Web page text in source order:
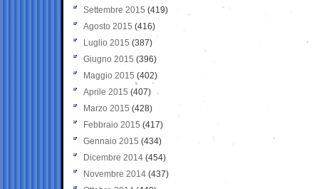
Settembre 2015 (419)
Agosto 2015 (416)
Luglio 2015 (387)
Giugno 2015 (396)
Maggio 2015 (402)
Aprile 2015 (407)
Marzo 2015 (428)
Febbraio 2015 (417)
Gennaio 2015 (434)
Dicembre 2014 (454)
Novembre 2014 (437)